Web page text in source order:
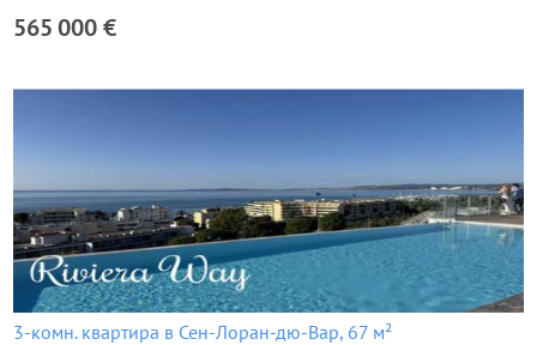
565 000 €
3-комн. квартира в Сен-Лоран-дю-Вар, 67 м²